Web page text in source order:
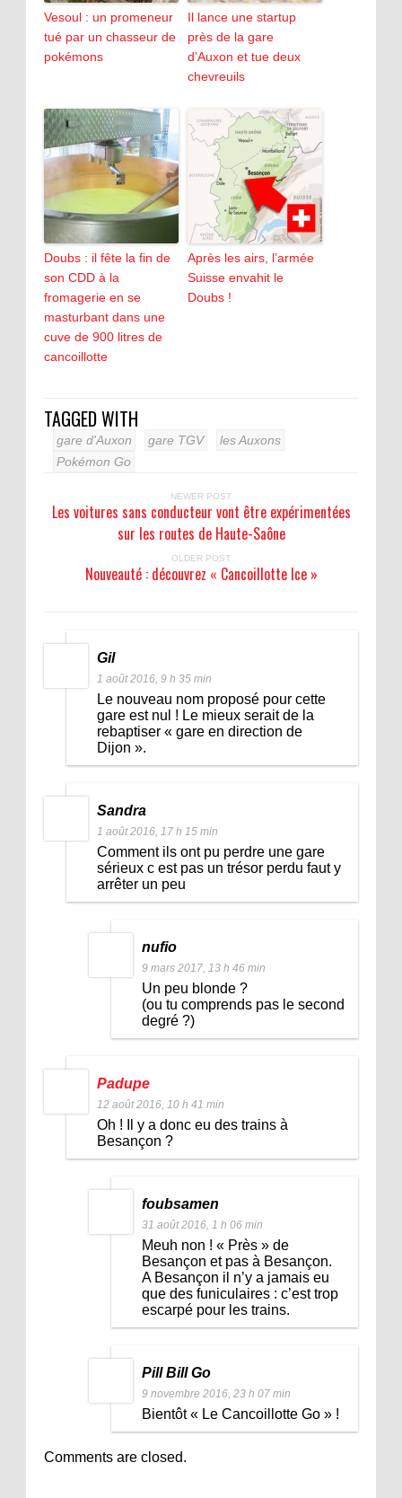
Vesoul : un promeneur
tué par un chasseur de
pokémons
Il lance une startup
près de la gare
d’Auxon et tue deux
chevreuils
Doubs : il fête la fin de
son CDD à la
fromagerie en se
masturbant dans une
cuve de 900 litres de
cancoillotte
Après les airs, l’armée
Suisse envahit le
Doubs !
TAGGED WITH
gare d'Auxon gare TGV
les Auxons
Pokémon Go
NEWER POST
Les voitures sans conducteur vont être expérimentées
sur les routes de Haute-Saône
OLDER POST
Nouveauté : découvrez « Cancoillotte Ice »
Gil
1 août 2016, 9 h 35 min
Le nouveau nom proposé pour cette
gare est nul ! Le mieux serait de la
rebaptiser « gare en direction de
Dijon ».
Sandra
1 août 2016, 17 h 15 min
Comment ils ont pu perdre une gare
sérieux c est pas un trésor perdu faut y
arrêter un peu
nufio
9 mars 2017, 13 h 46 min
Un peu blonde ?
(ou tu comprends pas le second
degré ?)
Padupe
12 août 2016, 10 h 41 min
Oh ! Il y a donc eu des trains à
Besançon ?
foubsamen
31 août 2016, 1 h 06 min
Meuh non ! « Près » de
Besançon et pas à Besançon.
A Besançon il n’y a jamais eu
que des funiculaires : c’est trop
escarpé pour les trains.
Pill Bill Go
9 novembre 2016, 23 h 07 min
Bientôt « Le Cancoillotte Go » !
Comments are closed.